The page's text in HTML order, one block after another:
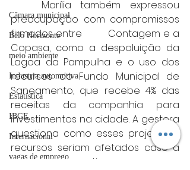
Câmara municipal
Belo Horizonte
meio ambiente
Industria automotiva
Estatística
IBGE
Internacional
vagas de emprego
preocupação com compromissos
firmados entre 	Contagem e a
Copasa, como a despoluição da
Lagoa da Pampulha e o uso dos
recursos do Fundo Municipal de
Saneamento, que recebe 4% das
receitas da companhia para
investimentos na cidade. A gestora
questiona como esses projetos e
recursos seriam afetados caso a
venda se concretize.